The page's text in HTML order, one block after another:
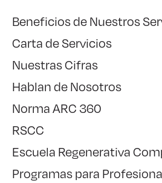
Beneficios de Nuestros
Carta de Servicios
Nuestras Cifras
Hablan de Nosotros
Norma ARC 360
RSCC
Escuela Regenerativa
Programas para